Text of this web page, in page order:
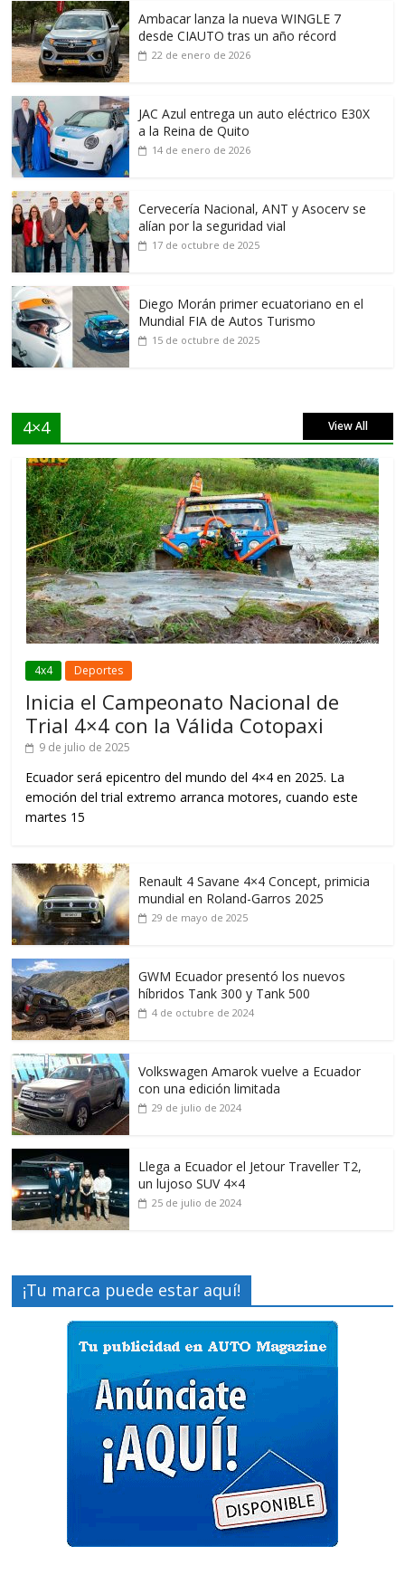
Ambacar lanza la nueva WINGLE 7
desde CIAUTO tras un año récord
22 de enero de 2026
JAC Azul entrega un auto eléctrico E30X
a la Reina de Quito
14 de enero de 2026
Cervecería Nacional, ANT y Asocerv se
alían por la seguridad vial
17 de octubre de 2025
Diego Morán primer ecuatoriano en el
Mundial FIA de Autos Turismo
15 de octubre de 2025
4×4 View All
4x4 Deportes
Inicia el Campeonato Nacional de
Trial 4×4 con la Válida Cotopaxi
9 de julio de 2025
Ecuador será epicentro del mundo del 4×4 en 2025. La
emoción del trial extremo arranca motores, cuando este
martes 15
Renault 4 Savane 4×4 Concept, primicia
mundial en Roland-Garros 2025
29 de mayo de 2025
GWM Ecuador presentó los nuevos
híbridos Tank 300 y Tank 500
4 de octubre de 2024
Volkswagen Amarok vuelve a Ecuador
con una edición limitada
29 de julio de 2024
Llega a Ecuador el Jetour Traveller T2,
un lujoso SUV 4×4
25 de julio de 2024
¡Tu marca puede estar aquí!